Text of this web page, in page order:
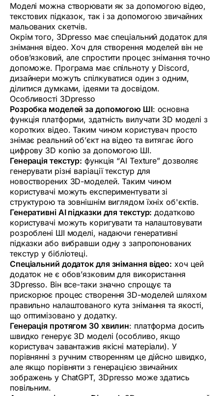
Моделі можна створювати як за допомогою відео,
текстових підказок, так і за допомогою звичайних
мальованих скетчів.
Окрім того, 3Dpresso має спеціальний додаток для
знімання відео. Хоч для створення моделей він не
обов’язковий, але спростити процес знімання точно
допоможе. Програма має спільноту у Discord,
дизайнери можуть спілкуватися один з одним,
ділитися думками, ідеями та досвідом.
Особливості 3Dpresso
Розробка моделей за допомогою ШІ: основна
функція платформи, здатність вилучати 3D моделі з
коротких відео. Таким чином користувач просто
знімає реальний об’єкт на відео та витягає його
цифрову 3D копію за допомогою ШІ.
Генерація текстур: функція “AI Texture” дозволяє
генерувати різні варіації текстур для
новостворених 3D-моделей. Таким чином
користувачі можуть експериментувати зі
структурою та зовнішнім виглядом їхніх об'єктів.
Генеративні AI підказки для текстур: додатково
користувачі можуть коригувати та налаштовувати
розроблені ШІ моделі, надаючи генеративні
підказки або вибравши одну з запропонованих
текстур у бібліотеці.
Спеціальний додаток для знімання відео: хоч цей
додаток не є обов’язковим для використання
3Dpresso. Він все-таки значно спрощує та
прискорює процес створення 3D-моделей шляхом
правильно налаштованого кута знімання та якості,
що оптимізовано у додатку.
Генерація протягом 30 хвилин: платформа досить
швидко генерує 3D моделі (особливо, якщо
користувач завантажив якісні матеріали). У
порівнянні з ручним створенням це дійсно швидко,
але якщо порівняти з генерацією звичайних
зображень у ChatGPT, 3Dpresso може здатись
повільним.